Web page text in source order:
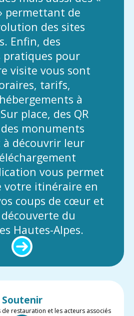
permettant de
des sites
Enfin, des
pour
visite vous sont
tarifs,
à
place, des QR
monuments
découvrir leur
vous permet
votre itinéraire en
coups de cœur et
du
Hautes-Alpes.
Soutenir
restauration et les acteurs associés